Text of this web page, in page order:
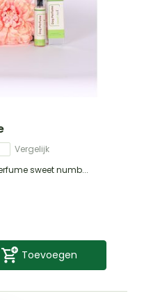
Vergelijk
sweet numb...
Toevoegen